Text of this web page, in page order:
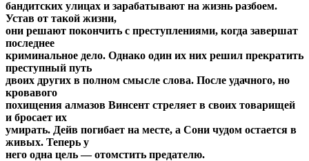
бандитских улицах и зарабатывают на жизнь разбоем.
Устав от такой жизни,
они решают покончить с преступлениями, когда завершат
последнее
криминальное дело. Однако один их них решил прекратить
преступный путь
двоих других в полном смысле слова. После удачного, но
кровавого
похищения алмазов Винсент стреляет в своих товарищей
и бросает их
умирать. Дейв погибает на месте, а Сони чудом остается в
живых. Теперь у
него одна цель — отомстить предателю.